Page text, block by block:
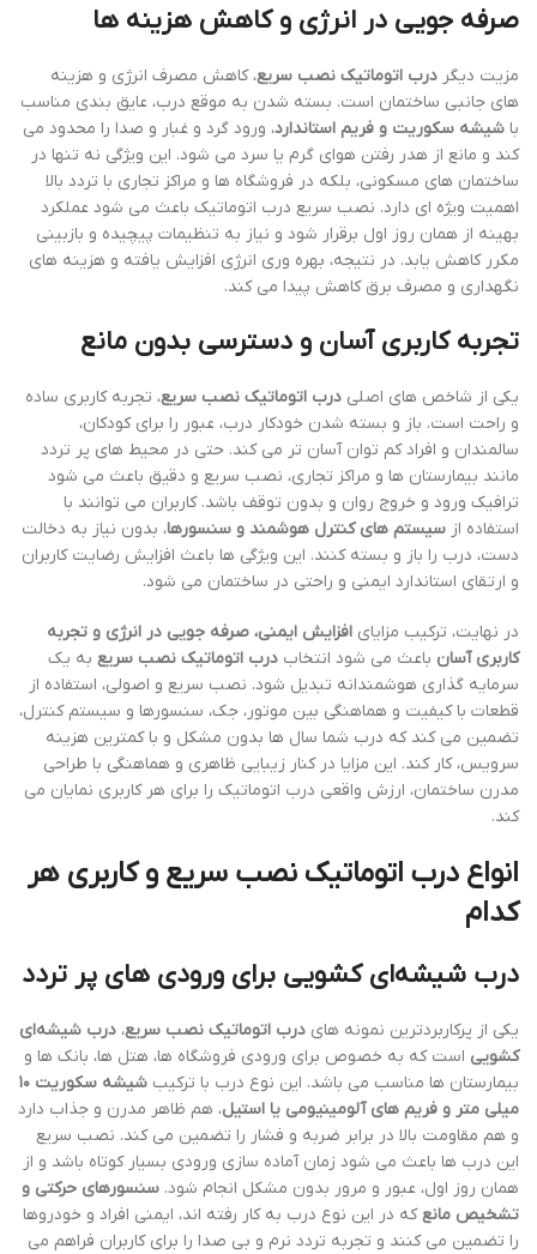
صرفه جویی در انرژی و کاهش هزینه ها
مزیت دیگر درب اتوماتیک نصب سریع، کاهش مصرف انرژی و هزینه
های جانبی ساختمان است. بسته شدن به موقع درب، عایق بندی مناسب
با شیشه سکوریت و فریم استاندارد، ورود گرد و غبار و صدا را محدود می
کند و مانع از هدر رفتن هوای گرم یا سرد می شود. این ویژگی نه تنها در
ساختمان های مسکونی، بلکه در فروشگاه ها و مراکز تجاری با تردد بالا
اهمیت ویژه ای دارد. نصب سریع درب اتوماتیک باعث می شود عملکرد
بهینه از همان روز اول برقرار شود و نیاز به تنظیمات پیچیده و بازبینی
مکرر کاهش یابد. در نتیجه، بهره وری انرژی افزایش یافته و هزینه های
نگهداری و مصرف برق کاهش پیدا می کند.
تجربه کاربری آسان و دسترسی بدون مانع
یکی از شاخص های اصلی درب اتوماتیک نصب سریع، تجربه کاربری ساده
و راحت است. باز و بسته شدن خودکار درب، عبور را برای کودکان،
سالمندان و افراد کم توان آسان تر می کند. حتی در محیط های پر تردد
مانند بیمارستان ها و مراکز تجاری، نصب سریع و دقیق باعث می شود
ترافیک ورود و خروج روان و بدون توقف باشد. کاربران می توانند با
استفاده از سیستم های کنترل هوشمند و سنسورها، بدون نیاز به دخالت
دست، درب را باز و بسته کنند. این ویژگی ها باعث افزایش رضایت کاربران
و ارتقای استاندارد ایمنی و راحتی در ساختمان می شود.
در نهایت، ترکیب مزایای افزایش ایمنی، صرفه جویی در انرژی و تجربه
کاربری آسان باعث می شود انتخاب درب اتوماتیک نصب سریع به یک
سرمایه گذاری هوشمندانه تبدیل شود. نصب سریع و اصولی، استفاده از
قطعات با کیفیت و هماهنگی بین موتور، جک، سنسورها و سیستم کنترل،
تضمین می کند که درب شما سال ها بدون مشکل و با کمترین هزینه
سرویس، کار کند. این مزایا در کنار زیبایی ظاهری و هماهنگی با طراحی
مدرن ساختمان، ارزش واقعی درب اتوماتیک را برای هر کاربری نمایان می
کند.
انواع درب اتوماتیک نصب سریع و کاربری هر
کدام
درب شیشه‌ای کشویی برای ورودی های پر تردد
یکی از پرکاربردترین نمونه های درب اتوماتیک نصب سریع، درب شیشه‌ای
کشویی است که به خصوص برای ورودی فروشگاه ها، هتل ها، بانک ها و
بیمارستان ها مناسب می باشد. این نوع درب با ترکیب
شیشه سکوریت ۱۰
میلی متر و فریم های آلومینیومی یا استیل، هم ظاهر مدرن و جذاب دارد
و هم مقاومت بالا در برابر ضربه و فشار را تضمین می کند. نصب سریع
این درب ها باعث می شود زمان آماده سازی ورودی بسیار کوتاه باشد و از
همان روز اول، عبور و مرور بدون مشکل انجام شود. سنسورهای حرکتی و
تشخیص مانعکه در این نوع درب به کار رفته اند، ایمنی افراد و خودروها
را تضمین می کنند و تجربه تردد نرم و بی صدا را برای کاربران فراهم می